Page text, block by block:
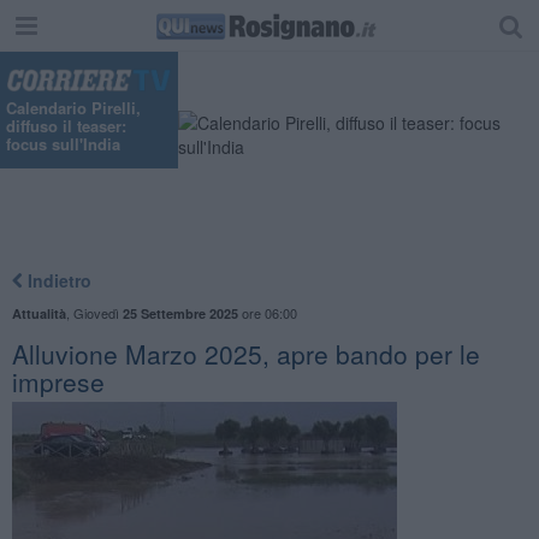
Calendario Pirelli,
diffuso il teaser:
focus sull'India
Indietro
Attualità Giovedì 25 Settembre 2025ore 06:00
Alluvione Marzo 2025, apre bando per le
imprese